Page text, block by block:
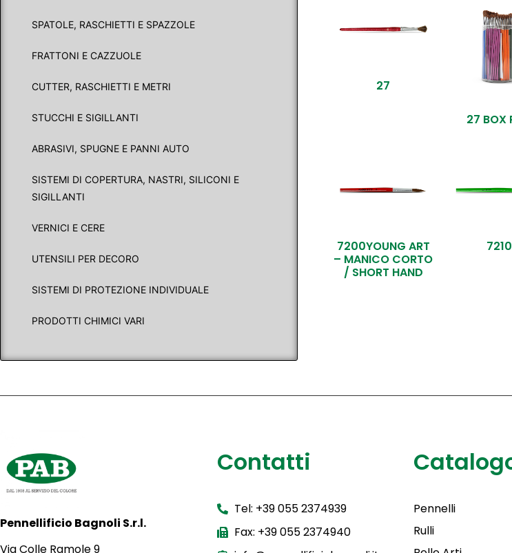
SPATOLE, RASCHIETTI E SPAZZOLE
FRATTONI E CAZZUOLE
CUTTER, RASCHIETTI E METRI
STUCCHI E SIGILLANTI
ABRASIVI, SPUGNE E PANNI AUTO
SISTEMI DI COPERTURA, NASTRI, SILICONI E
SIGILLANTI
VERNICI E CERE
UTENSILI PER DECORO
SISTEMI DI PROTEZIONE INDIVIDUALE
PRODOTTI CHIMICI VARI
27
27 BOX
7200YOUNG ART
– MANICO CORTO
/ SHORT HAND
7210
Pennellificio Bagnoli S.r.l.
Via Colle Ramole 9
Contatti
Tel: +39 055 2374939
Fax: +39 055 2374940
Pennelli
Rulli